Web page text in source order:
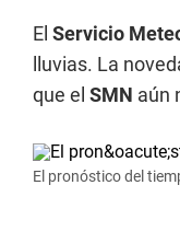
El Servicio
lluvias. La
que el SMN aún
El pronóstico del